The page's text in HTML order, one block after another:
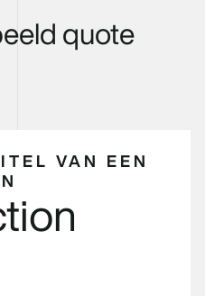
quote
VAN EEN